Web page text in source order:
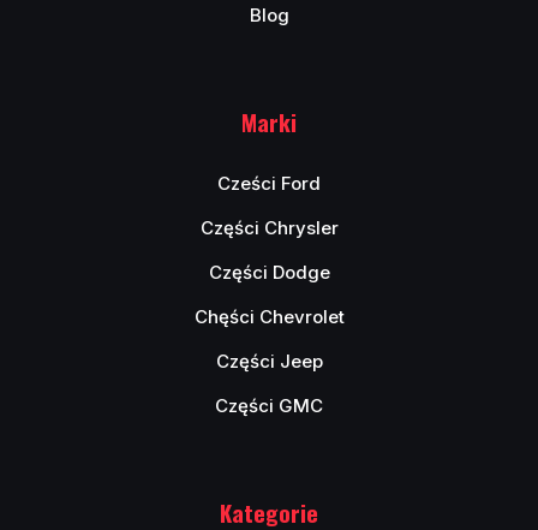
Blog
Marki
Cześci Ford
Części Chrysler
Części Dodge
Chęści Chevrolet
Części Jeep
Części GMC
Kategorie